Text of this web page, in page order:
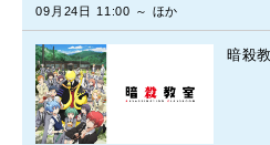
09月24日 11:00 ～ ほか
暗殺